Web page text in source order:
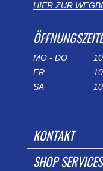
HIER ZUR
MO - DO
FR
SA
KONTAKT
SHOP SERVICES